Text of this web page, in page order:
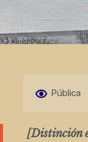
Pública
[Distinción